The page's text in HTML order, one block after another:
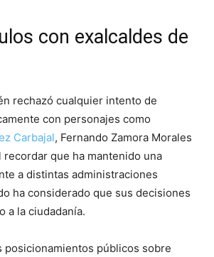
con exalcaldes de
rechazó cualquier intento de
con personajes como
Carbajal, Fernando Zamora Morales
recordar que ha mantenido una
a distintas administraciones
ha considerado que sus decisiones
a la ciudadanía.
posicionamientos públicos sobre